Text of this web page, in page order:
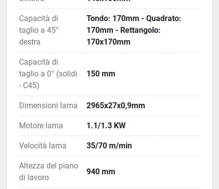
Capacità di
taglio a 45°
destra
Tondo: 170mm - Quadrato:
170mm - Rettangolo:
170x170mm
Capacità di
taglio a 0° (solidi
- C45)
150 mm
Dimensioni lama 2965x27x0,9mm
Motore lama 1.1/1.3 KW
Velocità lama 35/70 m/min
Altezza del piano
di lavoro
940 mm